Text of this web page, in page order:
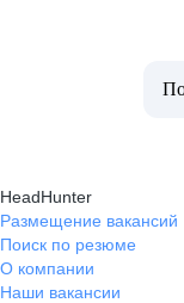
HeadHunter
Размещение вакансий
Поиск по резюме
О компании
Наши вакансии